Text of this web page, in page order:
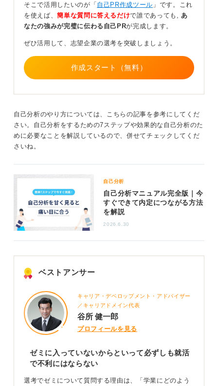
はなく、自分自身のことを明確に自信を持って伝えられ
ないことが不利になるのです。
自己分析で自分が力を入れた活動を思い出してアピ
ゼミに入っていなくても、アルバイトをしていなくて
また、「ゼミの代わりにアピールになるような活動があ
りますか」とのことですが、これも「ゼミの代わりとい
えばこれ」という個別のものがあるわけではありませ
ん。
それを自己分析で深掘りしてみてください。サークルや
部活動やアルバイト、ボランティア、学業そのものな
ど、自分が力を入れて能力を発揮したと思える活動を思
い出して言語化し、それを使ってアピールするようにし
ましょう。
2
そこで活用したいのが「 自己PR作成ツール 」です。これ
を使えば、簡単な質問に答えるだけで誰であっても, あ
なたの強みが完璧に伝わる自己PRが完成します。
ぜひ活用して、志望企業の選考を突破しましょう。
作成スタート（無料）
自己分析のやり方については、こちらの記事を参考にしてくだ
さい。自己分析をするための7ステップや効果的な自己分析のた
めに必要なことを解説しているので、併せてチェックしてくだ
さいね。
自己分析
自己分析マニュアル完全版｜今
すぐできて内定につながる方法
を解説
2026.6.30
ベストアンサー
キャリア・デベロップメント・アドバイザー
／キャリアドメイン代表
谷所 健一郎
プロフィールを見る
ゼミに入っていないからといって必ずしも就活
で不利にはならない
選考でゼミについて質問する理由は、「学業にどのよう